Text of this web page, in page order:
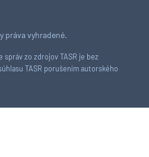
práva vyhradené.
správ zo zdrojov TASR je bez
TASR porušením autorského